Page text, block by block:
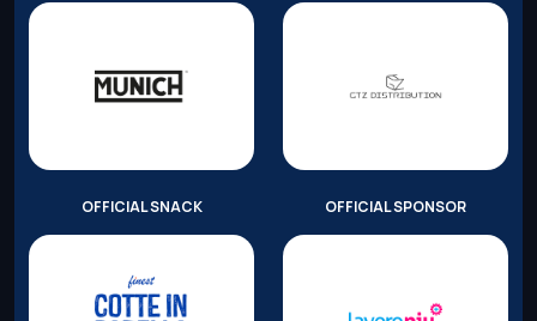
OFFICIAL SNACK OFFICIAL SPONSOR